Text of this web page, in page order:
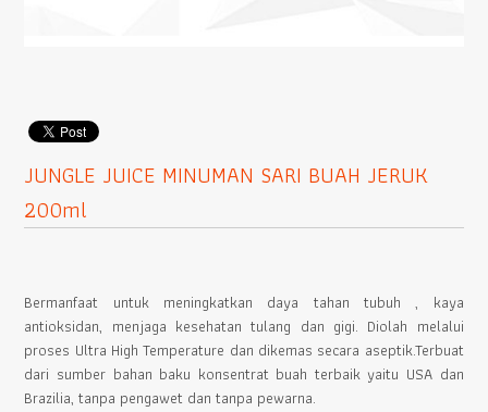
JUNGLE JUICE MINUMAN SARI BUAH JERUK
200ml
Bermanfaat untuk meningkatkan daya tahan tubuh , kaya
antioksidan, menjaga kesehatan tulang dan gigi. Diolah melalui
proses Ultra High Temperature dan dikemas secara aseptik.Terbuat
dari sumber bahan baku konsentrat buah terbaik yaitu USA dan
Brazilia, tanpa pengawet dan tanpa pewarna.